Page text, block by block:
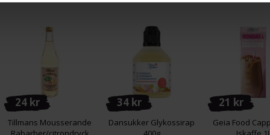
24 kr
Tillmans Mousserande
34 kr
Dansukker Glykossirap
21 kr
Geia Food